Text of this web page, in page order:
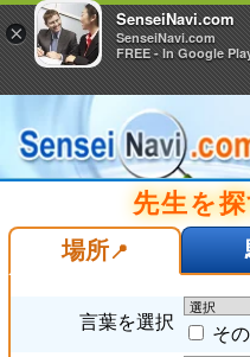
先生を
場所📍
言葉を選択
そ
×
SenseiNavi.com
SenseiNavi.com
FREE - In Google
×
SenseiNavi.com
SenseiNavi.com
FREE - In Google